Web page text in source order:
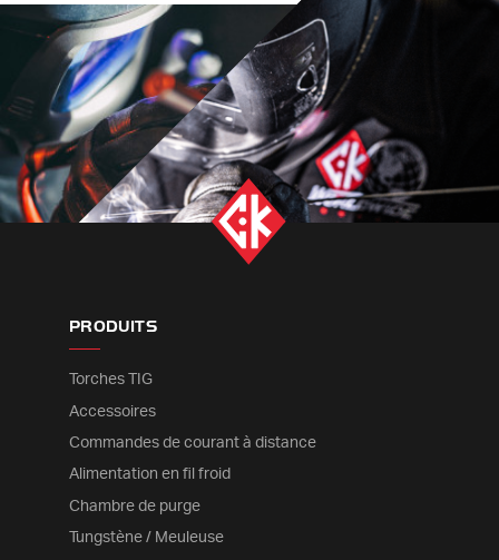
PRODUITS
Torches TIG
Accessoires
Commandes de courant à distance
Alimentation en fil froid
Chambre de purge
Tungstène / Meuleuse